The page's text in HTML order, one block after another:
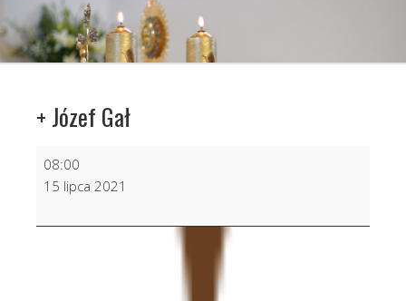
+ Józef Gał
Józef
08:00
15 lipca 2021